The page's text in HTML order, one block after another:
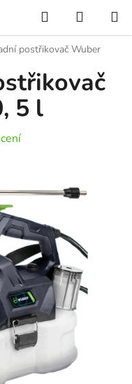
Hledat
KOŠÍK
postřikovač Wuber
5 l